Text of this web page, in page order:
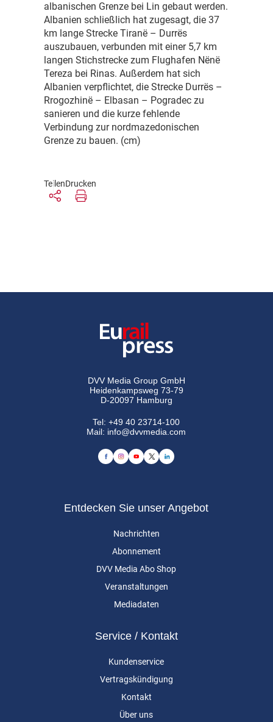
albanischen Grenze bei Lin gebaut werden.
Albanien schließlich hat zugesagt, die 37
km lange Strecke Tiranë – Durrës
auszubauen, verbunden mit einer 5,7 km
langen Stichstrecke zum Flughafen Nënë
Tereza bei Rinas. Außerdem hat sich
Albanien verpflichtet, die Strecke Durrës –
Rrogozhinë – Elbasan – Pogradec zu
sanieren und die kurze fehlende
Verbindung zur nordmazedonischen
Grenze zu bauen. (cm)
TeilenDrucken
DVV Media Group GmbH
Heidenkampsweg 73-79
D-20097 Hamburg
Tel:+49 40 23714-100
Mail: info@dvvmedia.com
Entdecken Sie unser Angebot
Nachrichten
Abonnement
DVV Media Abo Shop
Veranstaltungen
Mediadaten
Service / Kontakt
Kundenservice
Vertragskündigung
Kontakt
Über uns